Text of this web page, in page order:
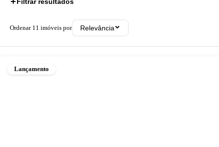
Ordenar 11 imóveis por Relevância
Lançamento